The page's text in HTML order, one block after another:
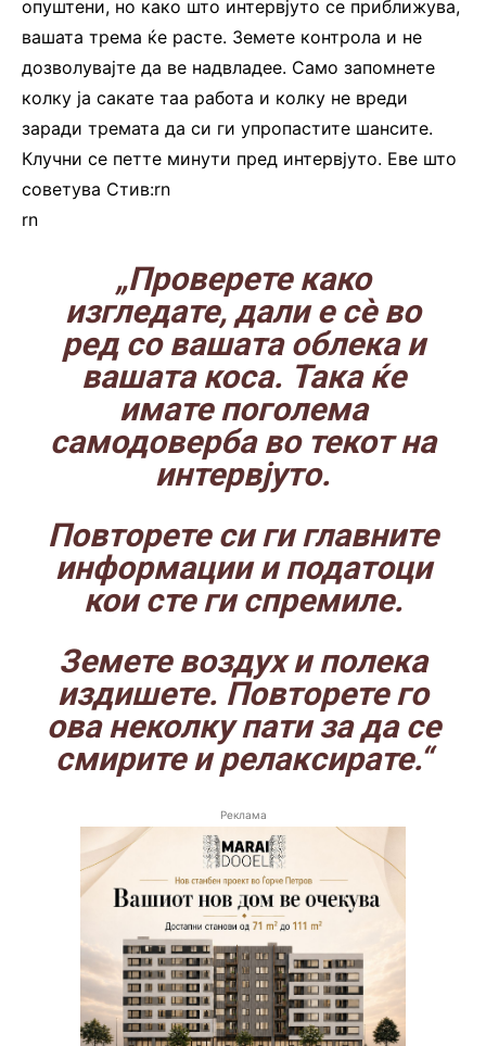
опуштени, но како што интервјуто се приближува,
вашата трема ќе расте. Земете контрола и не
дозволувајте да ве надвладее. Само запомнете
колку ја сакате таа работа и колку не вреди
заради тремата да си ги упропастите шансите.
Клучни се петте минути пред интервјуто. Еве што
советува Стив:rn
rn
„Проверете како
изгледате, дали е сè во
ред со вашата облека и
вашата коса. Така ќе
имате поголема
самодоверба во текот на
интервјуто.
Повторете си ги главните
информации и податоци
кои сте ги спремиле.
Земете воздух и полека
издишете. Повторете го
ова неколку пати за да се
смирите и релаксирате.“
Реклама